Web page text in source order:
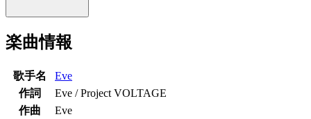
楽曲情報
歌手名
Eve
作詞
Eve / Project VOLTAGE
作曲
Eve